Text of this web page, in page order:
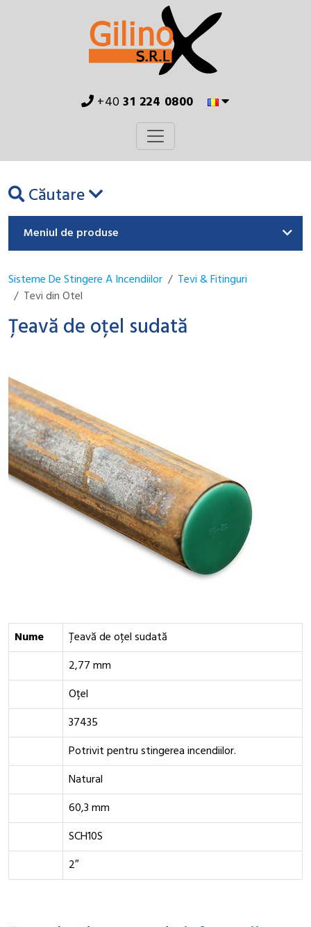
+4031 224 0800
Căutare
Meniul de produse
Sisteme De Stingere A Incendiilor
Tevi & Fitinguri
Tevi din Otel
Țeavă de oțel sudată
Nume
Țeavă de oțel sudată
2,77 mm
Oțel
37435
Potrivit pentru stingerea incendiilor.
Natural
60,3 mm
SCH10S
2″